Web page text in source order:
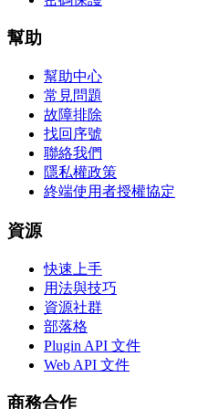
幫助
幫助中心
常見問題
故障排除
找回序號
聯絡我們
隱私權政策
終端使用者授權協定
資源
快速上手
用法與技巧
資源社群
部落格
Plugin API 文件
Web API 文件
商務合作